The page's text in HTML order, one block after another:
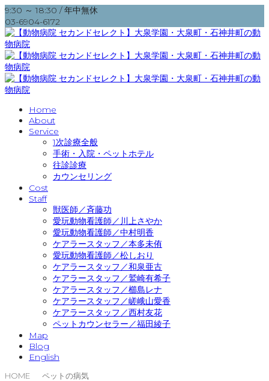
9:30 ～ 18:30 / 年中無休
03-6904-6172
Home
About
Service
1次診療全般
手術・入院・ペットホテル
往診診療
カウンセリング
Cost
Staff
獣医師／斉藤功
愛玩動物看護師／川上さやか
愛玩動物看護師／中村明香
ケアラースタッフ／本多未侑
愛玩動物看護師／松しおり
ケアラースタッフ／和泉亜古
ケアラースタッフ／鷲崎有希子
ケアラースタッフ／櫛島レナ
ケアラースタッフ／嵯峨山愛香
ケアラースタッフ／西村友花
ペットカウンセラー／福田綾子
Map
Blog
English
HOME ペットの病気